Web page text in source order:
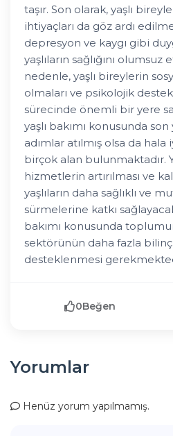
taşır. Son olarak, yaşlı
ihtiyaçları da göz ardı
depresyon ve kaygı gibi
yaşlıların sağlığını
nedenle, yaşlı bireylerin
olmaları ve psikolojik
sürecinde önemli bir yere
yaşlı bakımı konusunda
adımlar atılmış olsa da
birçok alan bulunmaktadır.
hizmetlerin artırılması ve
yaşlıların daha sağlıklı ve
sürmelerine katkı
bakımı konusunda
sektörünün daha fazla
desteklenmesi
0Beğen
Yorumlar
Henüz yorum yapılmamış.